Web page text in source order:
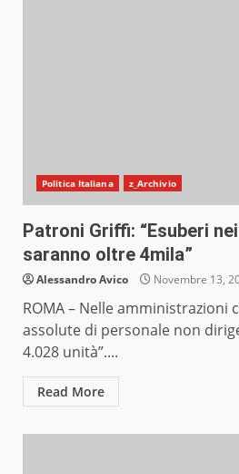
Politica Italiana z_Archivio
Patroni Griffi: “Esuberi
saranno oltre 4mila”
Alessandro Avico Novembre 13,
ROMA – Nelle amministrazioni
assolute di personale non
4.028 unità”....
Read More